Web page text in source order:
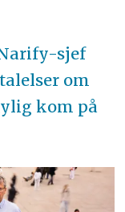
sjef
om
kom på